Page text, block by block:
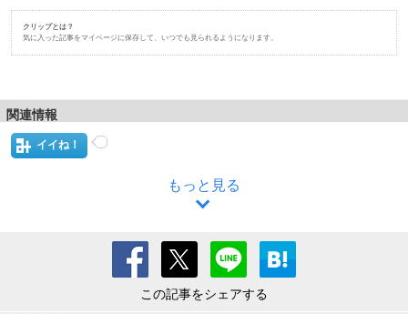
クリップとは？
気に入った記事をマイページに保存して、いつでも見られるようになります。
関連情報
イイね！
もっと見る
この記事をシェアする